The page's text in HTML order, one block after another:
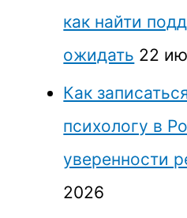
как найти
ожидать 22
Как
психологу в
уверенности
2026